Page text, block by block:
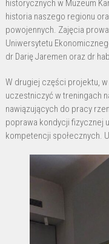
historycznych w Muzeum
historia naszego regionu
powojennych. Zajęcia
Uniwersytetu
dr Darię Jaremen oraz dr
W drugiej części projektu,
uczestniczyć w treningach
nawiązujących do pracy
poprawa kondycji fizycznej
kompetencji społecznych.